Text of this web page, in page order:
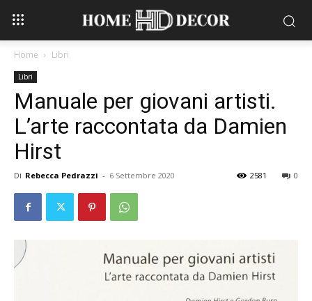
Home Libri
Libri
Manuale per giovani artisti.
L’arte raccontata da Damien
Hirst
Di Rebecca Pedrazzi - 6 Settembre 2020 0
2581